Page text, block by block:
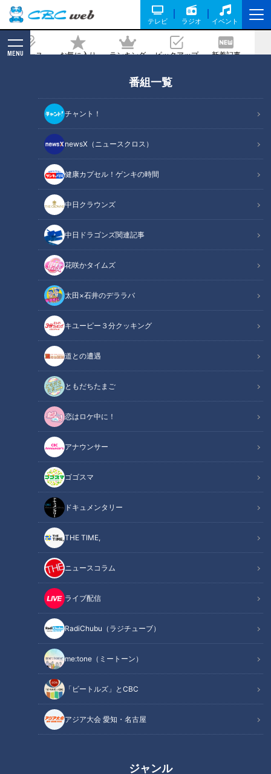
テレビ ラジオ イベント
ニュース お気に入り ランキング ピックアップ 新着記事
MENU
番組一覧
チャント！
newsX（ニュースクロス）
健康カプセル！ゲンキの時間
中日クラウンズ
中日ドラゴンズ関連記事
花咲かタイムズ
太田×石井のデララバ
キユーピー３分クッキング
道との遭遇
ともだちたまご
恋はロケ中に！
アナウンサー
ゴゴスマ
ドキュメンタリー
THE TIME,
ニュースコラム
ライブ配信
RadiChubu（ラジチューブ）
me:tone（ミートーン）
「ビートルズ」とCBC
アジア大会 愛知・名古屋
ジャンル
性も注意！専門医に学ぶ「尿酸コントロ
ール術」
2023/07/02 07:10
健康カプセル！ゲンキの時間
「健康カプセル！ゲンキの時間」アーカイブ
サマリーSummary
ゲスト：高島礼子
ドクター：両国東口クリニック 内科医 理事長 医学博士 大山博
足に堪え難い激痛を伴う病「痛風」。患者は年々増え続け、予
備軍も含めると1000万人以上。お酒を飲まない人や女性も油
断は禁物なのだとか。特に夏場は、痛風の引き金となる尿酸値
が上がりやすい傾向にあり発症する人が急増するそうです。そ
こで今回は、まだ発症していない人も必見！痛風を防ぐための
「尿酸コントロール術」を専門医に教えてもらいました。
身近な健康問題とその改善法を、様々なテーマで紹介する番組
『健康カプセル！ゲンキの時間』。
MCは坂下千里子さんです。
ドクターは 両国東口クリニック 内科医 理事長 医学博士 大山
博司先生です。
今回のテーマは「〜夏に発症する人が急増！？〜女性も注
意！“痛風”対策」
備軍も含めると1000万人以上。お酒を飲まない人や女性も油